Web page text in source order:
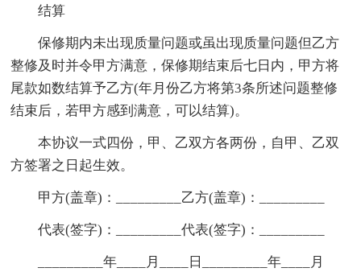
结算
保修期内未出现质量问题或虽出现质量问题但乙方
整修及时并令甲方满意，保修期结束后七日内，甲方将
尾款如数结算予乙方(年月份乙方将第3条所述问题整修
结束后，若甲方感到满意，可以结算)。
本协议一式四份，甲、乙双方各两份，自甲、乙双
方签署之日起生效。
甲方(盖章)：_________乙方(盖章)：_________
代表(签字)：_________代表(签字)：_________
_________年____月____日_________年____月